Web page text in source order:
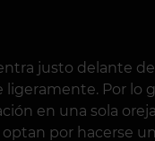
justo delante
Por lo
en una sola
optan por hacerse